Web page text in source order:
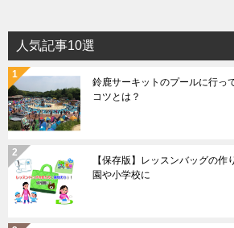
人気記事10選
鈴鹿サーキットのプールに行っ
コツとは？
【保存版】レッスンバッグの
園や小学校に